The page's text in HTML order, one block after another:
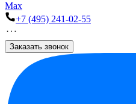
Max
+7 (495) 241-02-55
Заказать звонок